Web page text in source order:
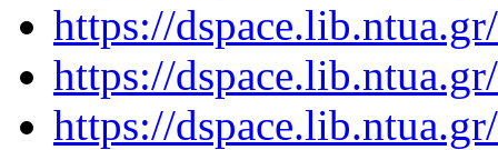
https://
https://
https://